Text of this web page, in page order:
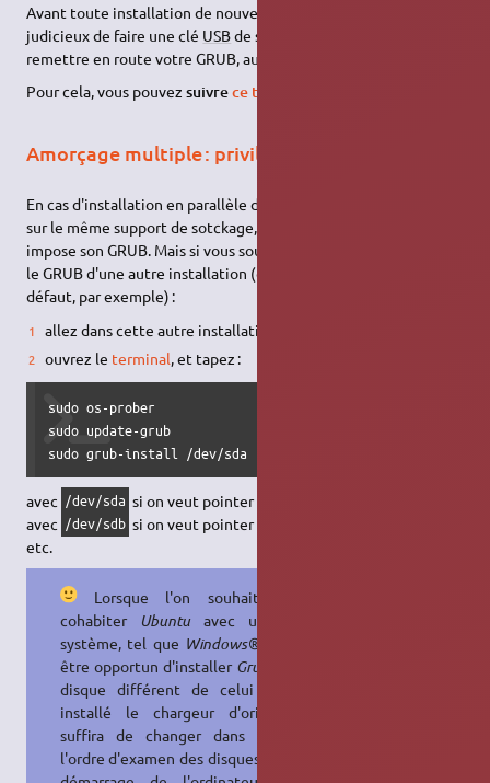
Avant toute installation de nouveau système, il peut être
judicieux de faire une clé USBde secours pour pouvoir
remettre en route votre GRUB, au cas où.
Pour cela, vous pouvezsuivrece tutoriel
Amorçage multiple : privilégier un GRUB
En cas d'installation en parallèle de plusieurs
sur le même support de sotckage, la dernière installation
impose son GRUB. Mais si vous souhaitez utiliser au démarrage
le GRUB d'une autre installation (celle que vous utilisez par
défaut, par exemple) :
allez dans cette autre installation,
ouvrez le terminal, et tapez :
sudo os-prober
sudo update-grub
sudo grub-install /dev/sda
avec /dev/sda si on veut pointer sur le disque
avec /dev/sdb si on veut pointer sur le disque
etc.
Lorsque l'on souhaite faire
cohabiter
Ubuntuavec un autre
système, tel que Windows®
être opportun d'installer Grub
disque différent de celui où est
installé le chargeur d'origine. Il
suffira de changer dans le
l'ordre d'examen des disques (lors du